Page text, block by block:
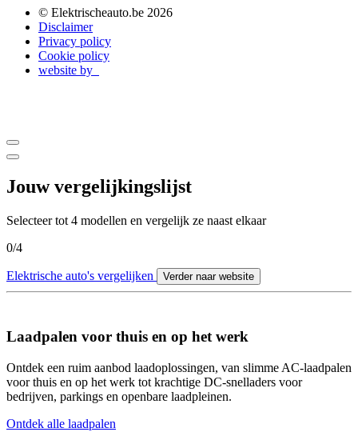
© Elektrischeauto.be 2026
Disclaimer
Privacy policy
Cookie policy
website by
Jouw vergelijkingslijst
Selecteer tot 4 modellen en vergelijk ze naast elkaar
0/4
Elektrische auto's vergelijken Verder naar website
Laadpalen voor thuis en op het werk
Ontdek een ruim aanbod laadoplossingen, van slimme AC-laadpalen
voor thuis en op het werk tot krachtige DC-snelladers voor
bedrijven, parkings en openbare laadpleinen.
Ontdek alle laadpalen